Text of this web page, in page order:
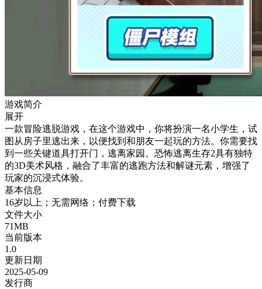
游戏简介
展开
一款冒险逃脱游戏，在这个游戏中，你将扮演一名小学生，试
图从房子里逃出来，以便找到和朋友一起玩的方法。你需要找
到一些关键道具打开门，逃离家园。恐怖逃离生存2具有独特
的3D美术风格，融合了丰富的逃跑方法和解谜元素，增强了
玩家的沉浸式体验。
基本信息
16岁以上；无需网络；付费下载
文件大小
71MB
当前版本
1.0
更新日期
2025-05-09
发行商